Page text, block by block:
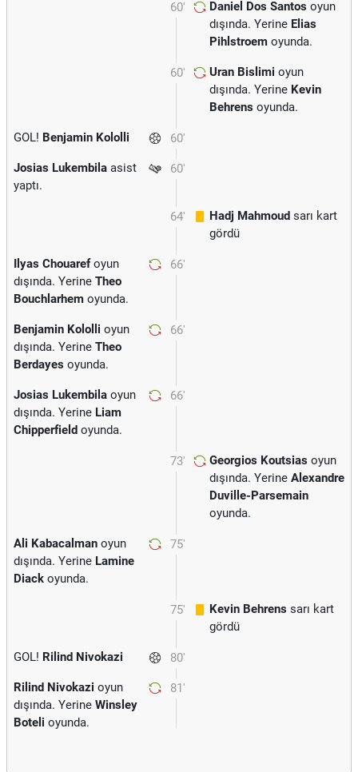
60' Daniel Dos Santos oyun
dışında. Yerine Elias
Pihlstroem oyunda.
60' Uran Bislimi oyun
dışında. Yerine Kevin
Behrens oyunda.
60'
GOL! Benjamin Kololli
60'
Josias Lukembila asist
yaptı.
64' Hadj Mahmoud sarı kart
gördü
66'
Ilyas Chouarefoyun
dışında. Yerine Theo
Bouchlarhem oyunda.
66'
Benjamin Kololli oyun
dışında. Yerine Theo
Berdayes oyunda.
66'
Josias Lukembila oyun
dışında. Yerine Liam
Chipperfield oyunda.
73' Georgios Koutsias oyun
dışında. Yerine Alexandre
Duville-Parsemain
oyunda.
75'
Ali Kabacalman oyun
dışında. Yerine Lamine
Diack oyunda.
75' Kevin Behrens sarı kart
gördü
80'
GOL! Rilind Nivokazi
81'
Rilind Nivokazi oyun
dışında. Yerine Winsley
Boteli oyunda.